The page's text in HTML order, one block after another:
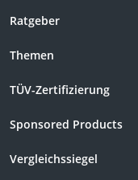
Ratgeber
Themen
TÜV-Zertifizierung
Sponsored Products
Vergleichssiegel